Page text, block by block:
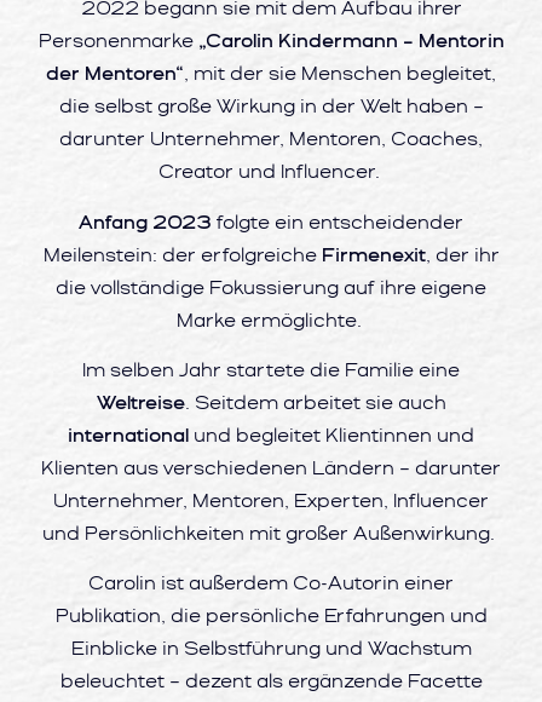
2022 begann sie mit dem Aufbau ihrer
Personenmarke „Carolin Kindermann – Mentorin
der Mentoren“, mit der sie Menschen begleitet,
die selbst große Wirkung in der Welt haben –
darunter Unternehmer, Mentoren, Coaches,
Creator und Influencer.
Anfang 2023 folgte ein entscheidender
Meilenstein: der erfolgreiche Firmenexit, der ihr
die vollständige Fokussierung auf ihre eigene
Marke ermöglichte.
Im selben Jahr startete die Familie eine
Weltreise. Seitdem arbeitet sie auch
international und begleitet Klientinnen und
Klienten aus verschiedenen Ländern – darunter
Unternehmer, Mentoren, Experten, Influencer
und Persönlichkeiten mit großer Außenwirkung.
Carolin ist außerdem Co-Autorin einer
Publikation, die persönliche Erfahrungen und
Einblicke in Selbstführung und Wachstum
beleuchtet – dezent als ergänzende Facette